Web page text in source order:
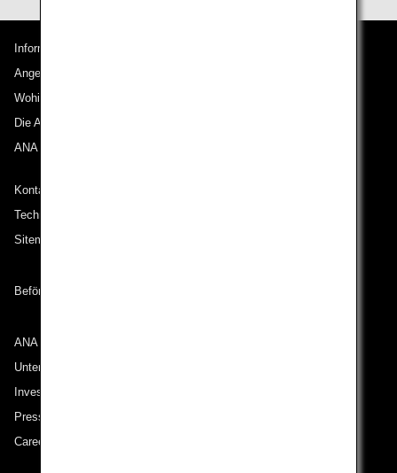
Informationen zu ANA
Angebote und Ankündigungen
Wohin wir reisen
Die ANA Experience
ANA Mileage Club
Kontakt zu ANA
Technische Hilfe (Barrierefreiheit)
Sitemap
Beförderungsbedingungen
ANA Group
Unternehmen der ANA Group
Investor Relations
Pressemeldungen
Careers (English Only)